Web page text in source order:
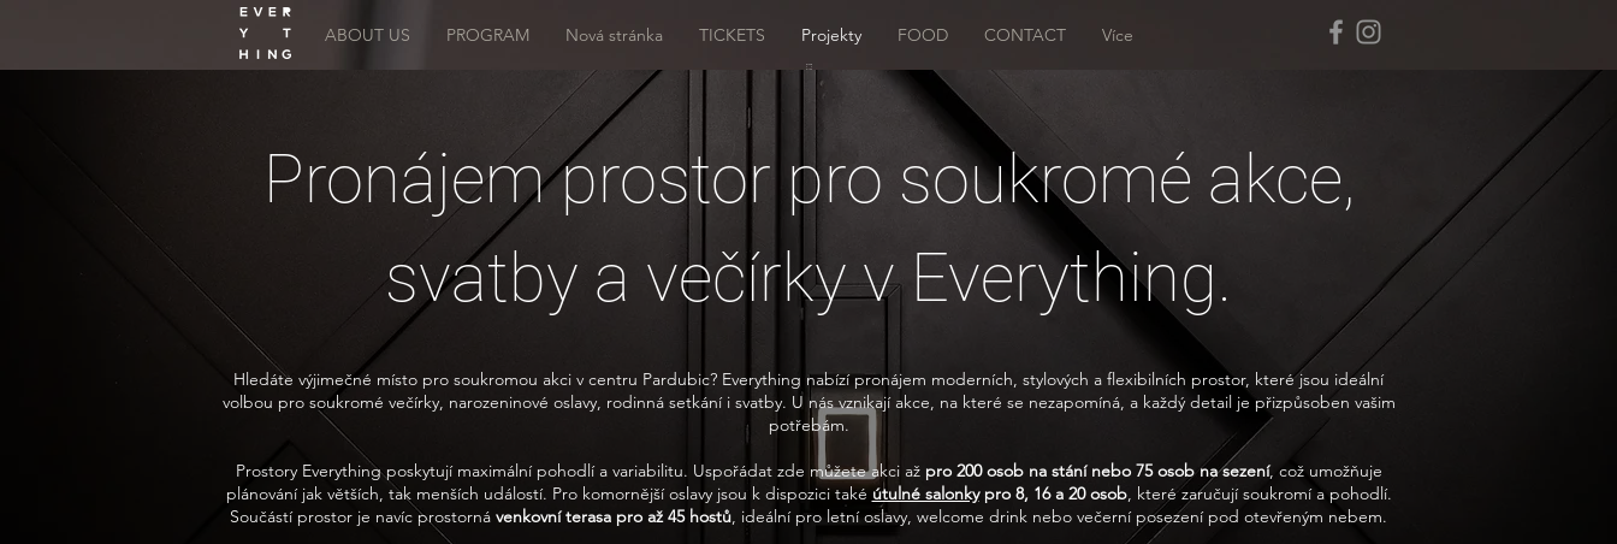
ABOUT US PROGRAM Nová stránka TICKETS Projekty FOOD CONTACT Více
Pronájem prostor pro soukromé akce,
svatby a večírky v Everything.
Hledáte výjimečné místo pro soukromou akci v centru Pardubic? Everything nabízí pronájem moderních, stylových a flexibilních prostor, které jsou ideální
volbou pro soukromé večírky, narozeninové oslavy, rodinná setkání i svatby. U nás vznikají akce, na které se nezapomíná, a každý detail je přizpůsoben vašim
potřebám.
Prostory Everything poskytují maximální pohodlí a variabilitu. Uspořádat zde můžete akci až pro 200 osob na stání nebo 75 osob na sezení, což umožňuje
plánování jak větších, tak menších událostí. Pro komornější oslavy jsou k dispozici také útulné salonkypro 8, 16 a 20 osob, které zaručují soukromí a pohodlí.
Součástí prostor je navíc prostorná venkovní terasa pro až 45 hostů, ideální pro letní oslavy, welcome drink nebo večerní posezení pod otevřeným nebem.